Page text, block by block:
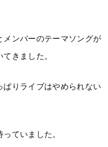
メンバーのテーマソングが
きました。
ぱりライブはやめられない
ていました。